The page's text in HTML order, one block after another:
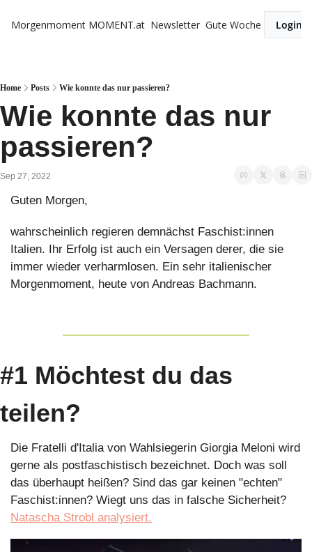
Morgenmoment MOMENT.at Newsletter Gute Woche Login
Home Posts Wie konnte das nur passieren?
Wie konnte das nur
passieren?
Sep 27, 2022
Guten Morgen,
wahrscheinlich regieren demnächst Faschist:innen
Italien. Ihr Erfolg ist auch ein Versagen derer, die sie
immer wieder verharmlosen. Ein sehr italienischer
Morgenmoment, heute von Andreas Bachmann.
#1 Möchtest du das
teilen?
Die Fratelli d'Italia von Wahlsiegerin Giorgia Meloni wird
gerne als postfaschistisch bezeichnet. Doch was soll
das überhaupt heißen? Sind das gar keinen "echten"
Natascha Strobl analysiert.